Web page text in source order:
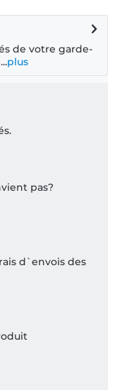
de votre garde-
plus
pas?
d`envois des